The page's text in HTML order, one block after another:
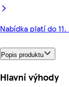
Nabídka platí do
Popis produktu
Hlavní výhody